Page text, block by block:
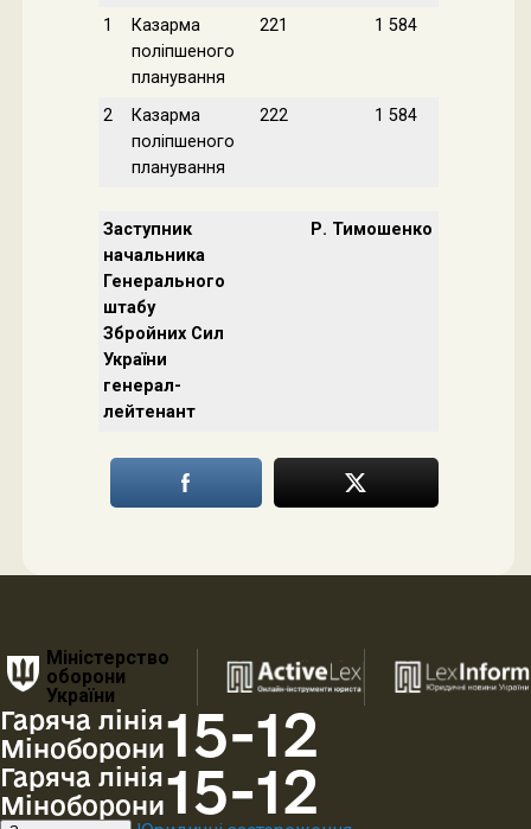
1
Казарма
поліпшеного
планування
221 1 584
2
Казарма
поліпшеного
планування
222 1 584
Заступник
начальника
Генерального
штабу
Збройних Сил
України
генерал-
лейтенант
Р. Тимошенко
Міністерство
оборони
України
Гаряча лінія
Міноборони15-12
Гаряча лінія
Міноборони15-12